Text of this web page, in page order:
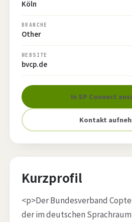
Köln
BRANCHE
Other
WEBSITE
bvcp.de
In SP Connect
Kontakt
Kurzprofil
<p>Der Bundesverband
der im deutschen